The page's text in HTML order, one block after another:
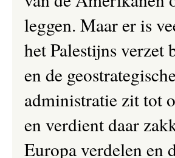
leggen. Maar er is
het Palestijns verzet
en de
administratie zit tot
en verdient daar
Europa verdelen